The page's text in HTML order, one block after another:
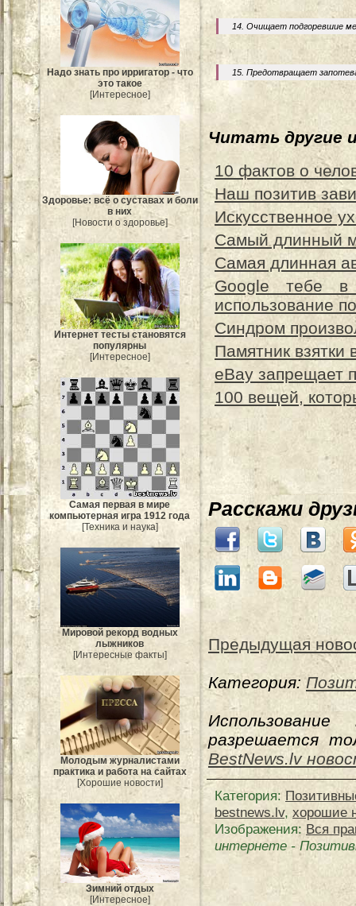
Надо знать про ирригатор - что
это такое
[Интересное]
Здоровье: всё о суставах и боли
в них
[Новости о здоровье]
Интернет тесты становятся
популярны
[Интересное]
Самая первая в мире
компьютерная игра 1912 года
[Техника и наука]
Мировой рекорд водных
лыжников
[Интересные факты]
Молодым журналистами
практика и работа на сайтах
[Хорошие новости]
Зимний отдых
[Интересное]
14. Очищает подгоревшие
15. Предотвращает
Читать другие
10 фактов о
Наш позитив
Искусственное
Самый длинный
Самая длинная
Google тебе в
использование
Синдром
Памятник взятки
eBay запрещает
100 вещей,
Расскажи
Предыдущая
Категория:
разрешается
BestNews.lv
Категория:
bestnews.lv, хорошие
Изображения: Вся
интернете -